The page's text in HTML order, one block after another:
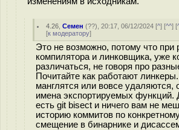
4.26 ,Семен (??), 20:17, 06/12/2024 [^] [^^] [
[к модератору]
Это не возможно, потому что при
компилятора и линковщика, уже
различаться, не говоря про
Почитайте как работают
манглятся или вовсе удаляются,
имена экспортируемых функций.
есть git bisect и ничего вам не
историю коммитов по
смещение в бинарнике и